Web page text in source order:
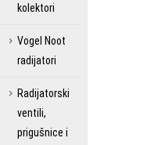
kolektori
Vogel Noot
radijatori
Radijatorski
ventili,
prigušnice i